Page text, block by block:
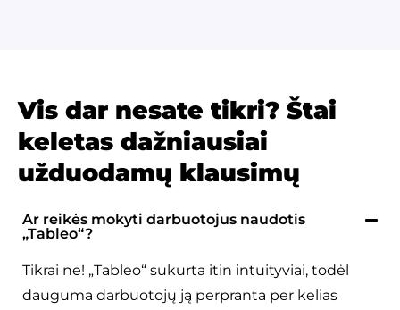
Vis dar nesate tikri? Štai
keletas dažniausiai
užduodamų klausimų
Ar reikės mokyti darbuotojus naudotis
„Tableo“?
Tikrai ne! „Tableo“ sukurta itin intuityviai, todėl
dauguma darbuotojų ją perpranta per kelias